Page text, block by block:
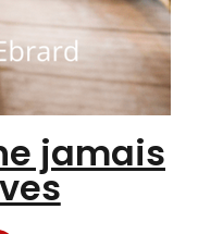
jamais